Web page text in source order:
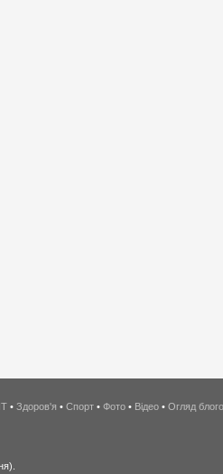
IT • Здоров'я • Спорт • Фото • Відео • Огляд